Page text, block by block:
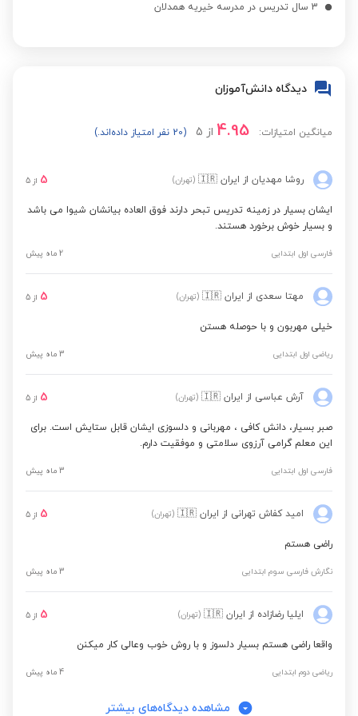
3 سال تدریس در مدرسه خیریه همدلان
دیدگاه دانش‌آموزان
میانگین امتیازات: 4.95 از 5 (20 نفر امتیاز داده‌اند.)
روشا مهدیان از ایران 🇮🇷 (تهران) 5 از 5
ایشان بسیار در زمینه تدریس تبحر دارند فوق العاده بیانشان شیوا می باشد
و بسیار خوش برخورد هستند.
فارسی اول ابتدایی 2 ماه پیش
مهتا سعدی از ایران 🇮🇷 (تهران) 5 از 5
خیلی مهربون و با حوصله هستن
ریاضی اول ابتدایی 3 ماه پیش
آرش عباسی از ایران 🇮🇷 (تهران) 5 از 5
صبر بسیار، دانش کافی ، مهربانی و دلسوزی ایشان قابل ستایش است. برای
این معلم گرامی آرزوی سلامتی و موفقیت دارم.
فارسی اول ابتدایی 3 ماه پیش
امید کفاش تهرانی از ایران 🇮🇷 (تهران) 5 از 5
راضی هستم
نگارش فارسی سوم ابتدایی 3 ماه پیش
ایلیا رضازاده از ایران 🇮🇷 (تهران) 5 از 5
واقعا راضی هستم بسیار دلسوز و با روش خوب وعالی کار میکنن
ریاضی دوم ابتدایی 4 ماه پیش
مشاهده دیدگاه‌های بیشتر